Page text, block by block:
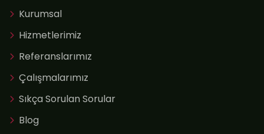
Kurumsal
Hizmetlerimiz
Referanslarımız
Çalışmalarımız
Sıkça Sorulan Sorular
Blog